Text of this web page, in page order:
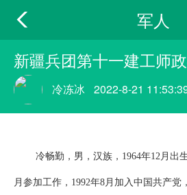
军人
新疆兵团第十一建工师
冷冻冰 2022-8-21
冷畅勤，男，汉族，1964年12月出
月参加工作，1992年8月加入中国共产党